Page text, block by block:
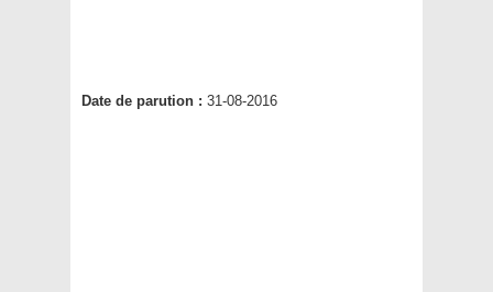
Date de parution : 31-08-2016